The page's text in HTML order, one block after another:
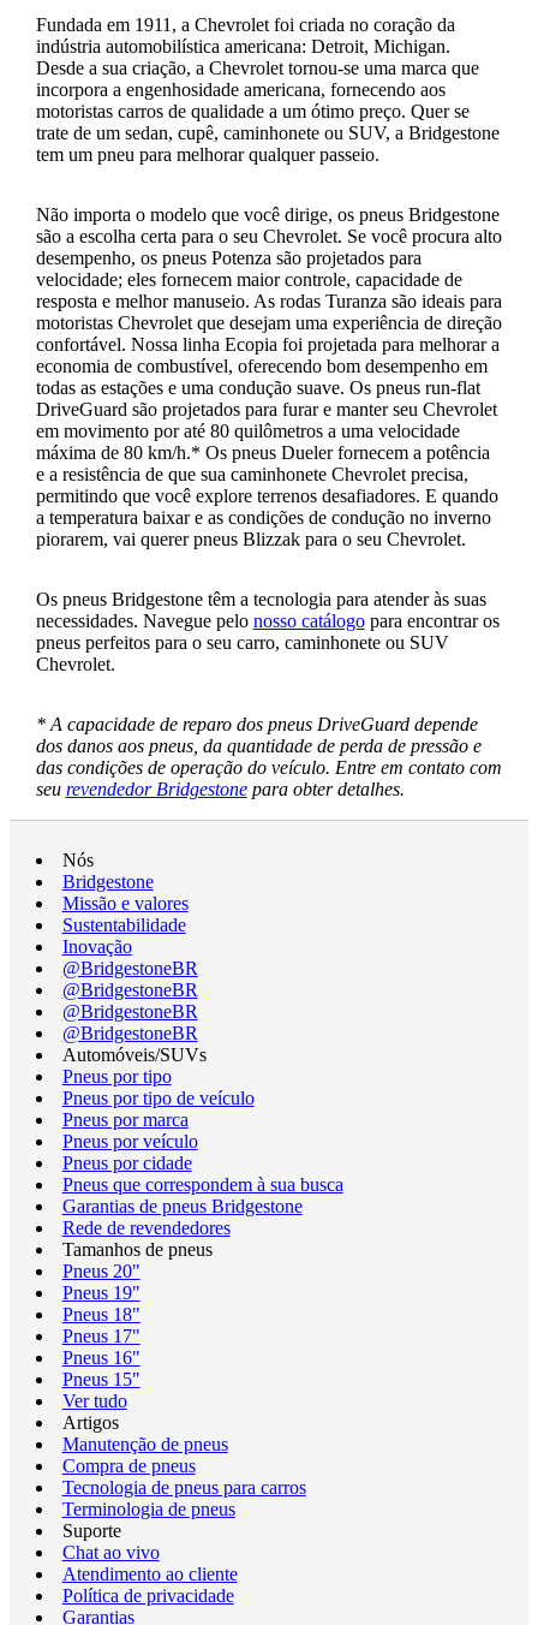
Fundada em 1911, a Chevrolet foi criada no coração da
indústria automobilística americana: Detroit, Michigan.
Desde a sua criação, a Chevrolet tornou-se uma marca que
incorpora a engenhosidade americana, fornecendo aos
motoristas carros de qualidade a um ótimo preço. Quer se
trate de um sedan, cupê, caminhonete ou SUV, a Bridgestone
tem um pneu para melhorar qualquer passeio.
Não importa o modelo que você dirige, os pneus Bridgestone
são a escolha certa para o seu Chevrolet. Se você procura alto
desempenho, os pneus Potenza são projetados para
velocidade; eles fornecem maior controle, capacidade de
resposta e melhor manuseio. As rodas Turanza são ideais para
motoristas Chevrolet que desejam uma experiência de direção
confortável. Nossa linha Ecopia foi projetada para melhorar a
economia de combustível, oferecendo bom desempenho em
todas as estações e uma condução suave. Os pneus run-flat
DriveGuard são projetados para furar e manter seu Chevrolet
em movimento por até 80 quilômetros a uma velocidade
máxima de 80 km/h.* Os pneus Dueler fornecem a potência
e a resistência de que sua caminhonete Chevrolet precisa,
permitindo que você explore terrenos desafiadores. E quando
a temperatura baixar e as condições de condução no inverno
piorarem, vai querer pneus Blizzak para o seu Chevrolet.
Os pneus Bridgestone têm a tecnologia para atender às suas
necessidades. Navegue pelo nosso catálogopara encontrar os
pneus perfeitos para o seu carro, caminhonete ou SUV
Chevrolet.
* A capacidade de reparo dos pneus DriveGuard depende
dos danos aos pneus, da quantidade de perda de pressão e
das condições de operação do veículo. Entre em contato com
seu revendedor Bridgestonepara obter detalhes.
Nós
Bridgestone
Missão e valores
Sustentabilidade
Inovação
@BridgestoneBR
@BridgestoneBR
@BridgestoneBR
@BridgestoneBR
Automóveis/SUVs
Pneus por tipo
Pneus por tipo de veículo
Pneus por marca
Pneus por veículo
Pneus por cidade
Pneus que correspondem à sua busca
Garantias de pneus Bridgestone
Rede de revendedores
Tamanhos de pneus
Pneus 20"
Pneus 19"
Pneus 18"
Pneus 17"
Pneus 16"
Pneus 15"
Ver tudo
Artigos
Manutenção de pneus
Compra de pneus
Tecnologia de pneus para carros
Terminologia de pneus
Suporte
Chat ao vivo
Atendimento ao cliente
Política de privacidade
Garantias